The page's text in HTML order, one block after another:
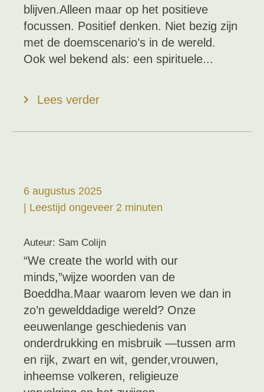
blijven.Alleen maar op het positieve
focussen. Positief denken. Niet bezig zijn
met de doemscenario’s in de wereld.
Ook wel bekend als: een spirituele...
Lees verder
6 augustus 2025
| Leestijd ongeveer 2 minuten
Auteur: Sam Colijn
“We create the world with our
minds,”wijze woorden van de
Boeddha.Maar waarom leven we dan in
zo’n gewelddadige wereld? Onze
eeuwenlange geschiedenis van
onderdrukking en misbruik —tussen arm
en rijk, zwart en wit, gender,vrouwen,
inheemse volkeren, religieuze